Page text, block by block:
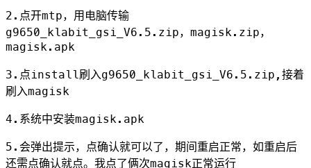
2.点开mtp，用电脑传输
g9650_klabit_gsi_V6.5.zip，magisk.zip，
magisk.apk
3.点install刷入g9650_klabit_gsi_V6.5.zip,接着
刷入magisk
4.系统中安装magisk.apk
5.会弹出提示，点确认就可以了，期间重启正常，如重启后
还需点确认就点。我点了俩次magisk正常运行